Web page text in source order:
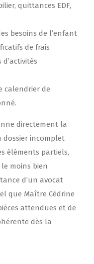
quittances EDF,
besoins de l’enfant
de frais
calendrier de
directement la
dossier incomplet
éléments partiels,
moins bien
d’un avocat
que Maître Cédrine
attendues et de
dès la